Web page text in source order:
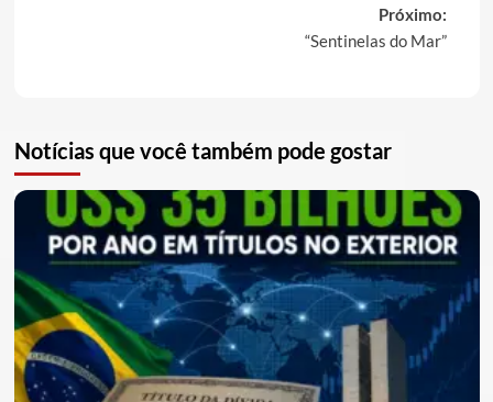
Próximo:
“Sentinelas do Mar”
Notícias que você também pode gostar